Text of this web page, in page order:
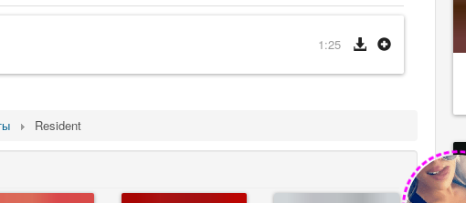
1:25
Resident